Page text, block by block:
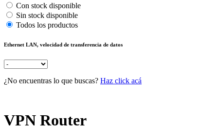
Con stock disponible
Sin stock disponible
Todos los productos
Ethernet LAN, velocidad de transferencia de datos
¿No encuentras lo que buscas? Haz click acá
VPN Router